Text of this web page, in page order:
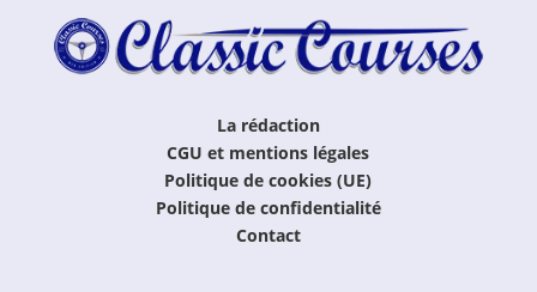
La rédaction
CGU et mentions légales
Politique de cookies (UE)
Politique de confidentialité
Contact